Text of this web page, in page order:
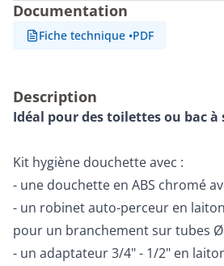
Documentation
Fiche technique •PDF
Description
Idéal pour des toilettes ou bac à
Kit hygiène douchette avec :
- une douchette en ABS chromé
- un robinet auto-perceur en
pour un branchement sur tubes Ø
- un adaptateur 3/4" - 1/2" en